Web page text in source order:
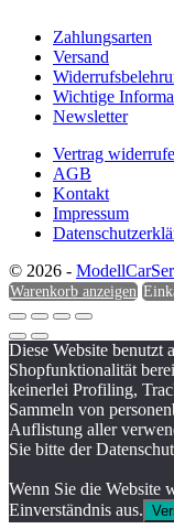
Zahlungsarten
Versand
Wichtige
Newsletter
Vertrag
AGB
Kontakt
Impressum
© 2026 -
Warenkorb anzeigen
Diese Website benutzt
Shopfunktionalität
keinerlei Profiling,
Sammeln von
Auflistung aller
Sie bitte der
Wenn Sie die Website
Einverständnis aus.